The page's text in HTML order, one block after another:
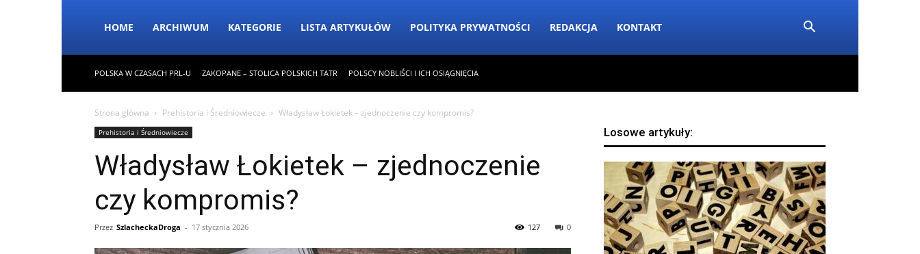
HOME ARCHIWUM KATEGORIE LISTA ARTYKUŁÓW POLITYKA PRYWATNOŚCI REDAKCJA KONTAKT
POLSKA W CZASACH PRL-U ZAKOPANE – STOLICA POLSKICH TATR POLSCY NOBLIŚCI I ICH OSIĄGNIĘCIA
Strona główna Prehistoria i Średniowiecze Władysław Łokietek – zjednoczenie czy kompromis?
Prehistoria i Średniowiecze
Władysław Łokietek – zjednoczenie
czy kompromis?
Przez SzlacheckaDroga - 17 stycznia 2026 0
127
Losowe artykuły: